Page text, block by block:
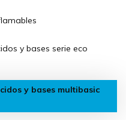
y bases serie eco
y bases multibasic